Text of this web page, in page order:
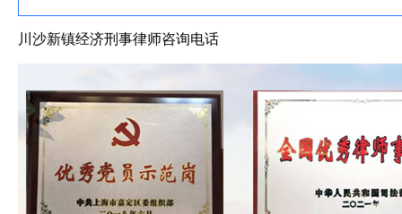
川沙新镇经济刑事律师咨询电话